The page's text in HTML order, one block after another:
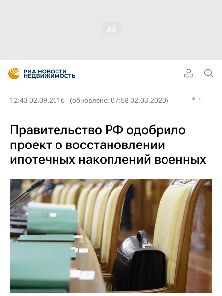
12:43 02.09.2016 (обновлено: 07:58 02.03.2020)
Правительство РФ одобрило
проект о восстановлении
ипотечных накоплений военных